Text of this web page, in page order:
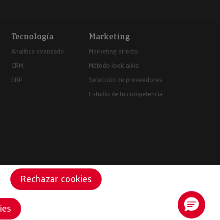
Tecnología
Analítica avanzada
CRM
ERP
Marketing
Marketing directo
Método look alike
Selección de proveedores
Estudio de tu competencia
Rechazar cookies